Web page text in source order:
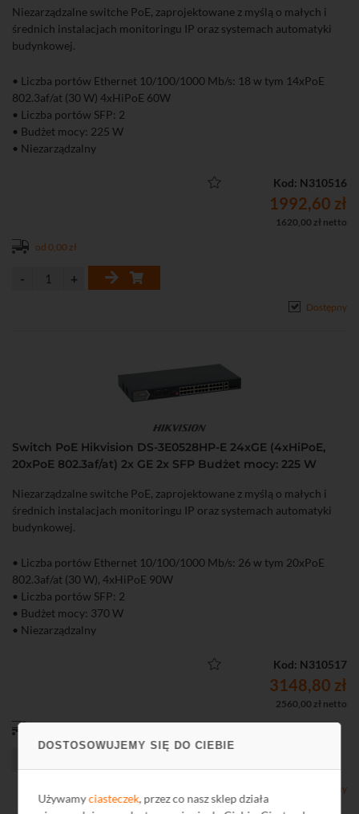
DOSTOSOWUJEMY SIĘ DO CIEBIE
Używamyciasteczek, przez co nasz sklep działa
Niezarządzalne switche PoE, zaprojektowane z myślą o małych i
średnich instalacjach monitoringu IP oraz systemach automatyki
budynkowej.
• Liczba portów Ethernet 10/100/1000 Mb/s: 18 w tym 14xPoE
802.3af/at (30 W) 4xHiPoE 60W
• Liczba portów SFP: 2
• Budżet mocy: 225 W
• Niezarządzalny
Kod: N310516
1992,60 zł
1620,00 zł netto
od 0,00 zł
Dostępny
Switch PoE Hikvision DS-3E0528HP-E 24xGE (4xHiPoE,
20xPoE 802.3af/at) 2x GE 2x SFP Budżet mocy: 225 W
Niezarządzalne switche PoE, zaprojektowane z myślą o małych i
średnich instalacjach monitoringu IP oraz systemach automatyki
budynkowej.
• Liczba portów Ethernet 10/100/1000 Mb/s: 26 w tym 20xPoE
802.3af/at (30 W), 4xHiPoE 90W
• Liczba portów SFP: 2
• Budżet mocy: 370 W
• Niezarządzalny
Kod: N310517
3148,80 zł
2560,00 zł netto
Dostępny